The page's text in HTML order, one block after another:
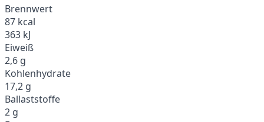
Brennwert
87 kcal
363 kJ
Eiweiß
2,6 g
Kohlenhydrate
17,2 g
Ballaststoffe
2 g